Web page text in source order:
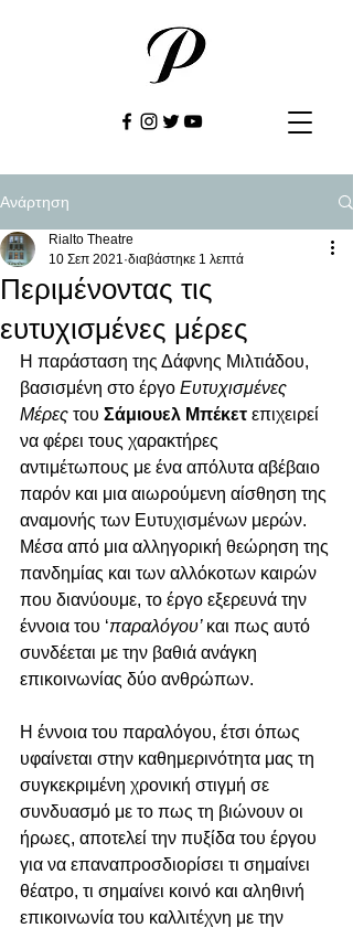
Ανάρτηση
Περιμένοντας τις
ευτυχισμένες μέρες
Rialto Theatre
10 Σεπ 2021 διαβάστηκε 1 λεπτά
Η παράσταση της Δάφνης Μιλτιάδου,
βασισμένη στο έργο Ευτυχισμένες
Μέρες του Σάμιουελ Μπέκετ επιχειρεί
να φέρει τους χαρακτήρες
αντιμέτωπους με ένα απόλυτα αβέβαιο
παρόν και μια αιωρούμενη αίσθηση της
αναμονής των Ευτυχισμένων μερών.
Μέσα από μια αλληγορική θεώρηση της
πανδημίας και των αλλόκοτων καιρών
που διανύουμε, το έργο εξερευνά την
έννοια του ‘παραλόγου’ και πως αυτό
συνδέεται με την βαθιά ανάγκη
επικοινωνίας δύο ανθρώπων.
Η έννοια του παραλόγου, έτσι όπως
υφαίνεται στην καθημερινότητα μας τη
συγκεκριμένη χρονική στιγμή σε
συνδυασμό με το πως τη βιώνουν οι
ήρωες, αποτελεί την πυξίδα του έργου
για να επαναπροσδιορίσει τι σημαίνει
θέατρο, τι σημαίνει κοινό και αληθινή
επικοινωνία του καλλιτέχνη με την